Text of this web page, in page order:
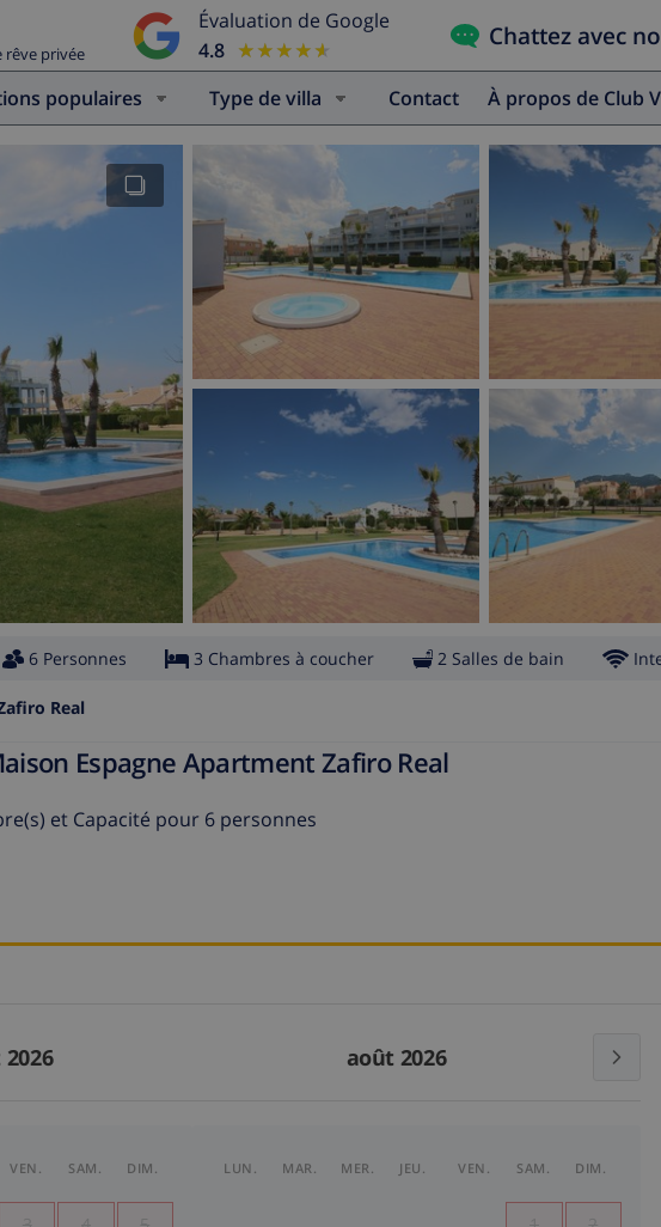
rêve privée
Évaluation de Google
4.8 ★★★★★
★★★★★ Chattez avec
populaires Type de villa Contact À propos de Club
6 Personnes 3 Chambres à coucher 2 Salles de bain
Real
Espagne Apartment Zafiro Real
et Capacité pour 6 personnes
août 2026
VEN. SAM. DIM. LUN. MAR. MER. JEU. VEN. SAM. DIM.